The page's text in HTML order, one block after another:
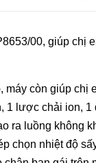
00, giúp chị
còn giúp chị
1 lược chải ion, 1
ra luồng không
chọn nhiệt độ